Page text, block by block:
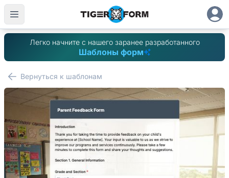
Легко начните с нашего заранее разработанного
Шаблоны форм
Вернуться к шаблонам